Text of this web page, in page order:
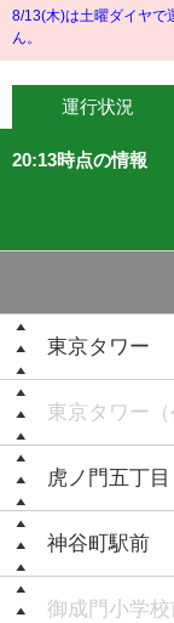
8/13(木)は土曜ダイヤで
ん。
運行状況
20:13時点の情報
東京タワー
東京タワー（
虎ノ門五丁目
神谷町駅前
御成門小学校